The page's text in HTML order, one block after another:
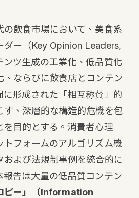
飲食市場において、美食系
ダー（Key Opinion Leaders,
ンツ生成の工業化、低品質化
、ならびに飲食店とコンテン
に形成された「相互称賛」的
す、深層的な構造的危機を包
目的とする。消費者心理
トフォームのアルゴリズム機
および法規制事例を統合的に
告は大量の低品質コンテン
ピー」（Information